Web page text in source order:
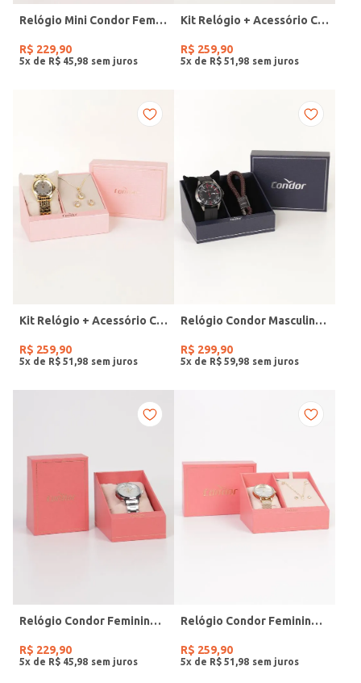
Relógio Mini Condor Feminino DOURADO
R$ 229,90
5x de R$ 45 98
Kit Relógio + Acessório Condor Feminino DOURADO
R$ 259,90
5x de R$ 51 98
Kit Relógio + Acessório Condor Feminino DOURADO
R$ 259,90
5x de R$ 51 98
Relógio Condor Masculino PRETO
R$ 299,90
5x de R$ 59 98
Relógio Condor Feminino PRATA
R$ 229,90
5x de R$ 45 98
Relógio Condor Feminino DOURADO
R$ 259,90
5x de R$ 51 98